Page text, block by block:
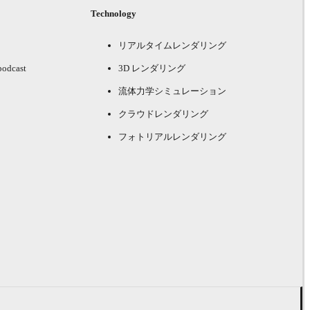
Technology
リアルタイムレンダリング
3D レンダリング
流体力学シミュレーション
クラウドレンダリング
フォトリアルレンダリング